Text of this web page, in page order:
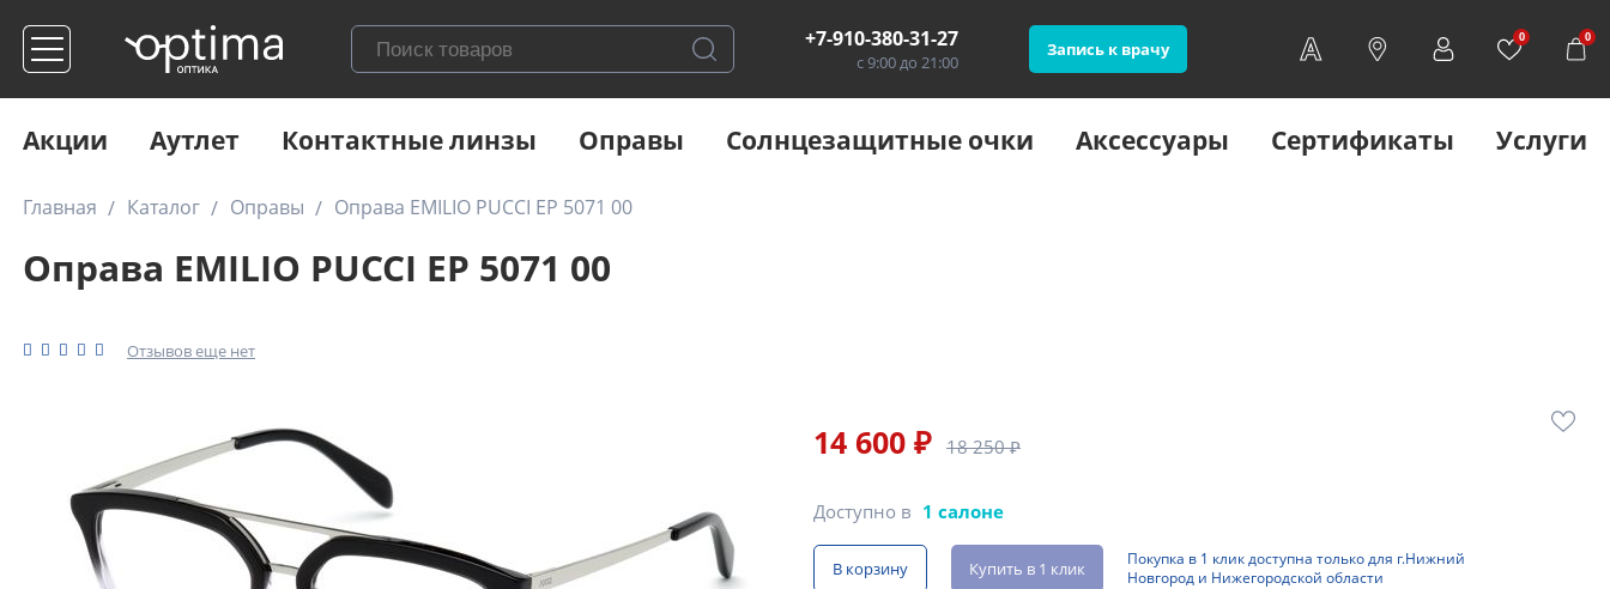
+7-910-380-31-27
с 9:00 до 21:00
Запись к врачу
0 0
Акции Аутлет Контактные линзы Оправы Солнцезащитные очки Аксессуары Сертификаты Услуги
Главная Каталог Оправы Оправа EMILIO PUCCI EP 5071 00
Оправа EMILIO PUCCI EP 5071 00
Отзывов еще нет
14 600 ₽ 18 250 ₽
Доступно в 1 салоне
В корзину Купить в 1 клик
Покупка в 1 клик доступна только для г.Нижний
Новгород и Нижегородской области